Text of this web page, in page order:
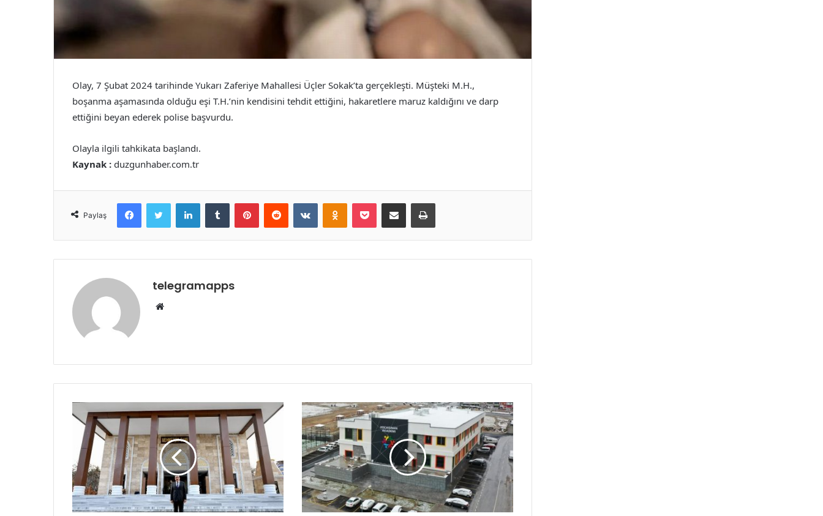
Olay, 7 Şubat 2024 tarihinde Yukarı Zaferiye Mahallesi Üçler Sokak’ta gerçekleşti. Müşteki M.H.,
boşanma aşamasında olduğu eşi T.H.’nin kendisini tehdit ettiğini, hakaretlere maruz kaldığını ve darp
ettiğini beyan ederek polise başvurdu.
Olayla ilgili tahkikata başlandı.
Kaynak : duzgunhaber.com.tr
Paylaş
FacebookTwitter LinkedInTumblr PinterestReddit VKontakteOdnoklassniki
Pocket E-Posta ile paylaş Yazdır
telegramapps
Web